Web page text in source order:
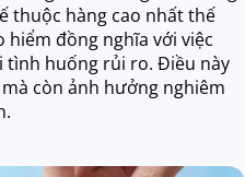
thuộc hàng cao nhất thế
hiểm đồng nghĩa với việc
tình huống rủi ro. Điều này
còn ảnh hưởng nghiêm